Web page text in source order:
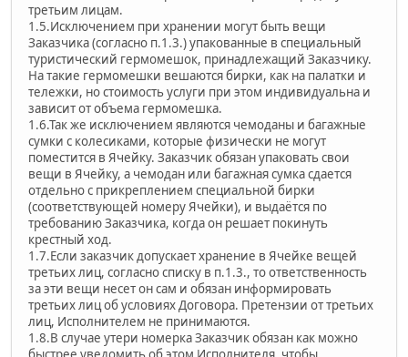
третьим лицам.
1.5.Исключением при хранении могут быть вещи
Заказчика (согласно п.1.3.) упакованные в специальный
туристический гермомешок, принадлежащий Заказчику.
На такие гермомешки вешаются бирки, как на палатки и
тележки, но стоимость услуги при этом индивидуальна и
зависит от объема гермомешка.
1.6.Так же исключением являются чемоданы и багажные
сумки с колесиками, которые физически не могут
поместится в Ячейку. Заказчик обязан упаковать свои
вещи в Ячейку, а чемодан или багажная сумка сдается
отдельно с прикреплением специальной бирки
(соответствующей номеру Ячейки), и выдаётся по
требованию Заказчика, когда он решает покинуть
крестный ход.
1.7.Если заказчик допускает хранение в Ячейке вещей
третьих лиц, согласно списку в п.1.3., то ответственность
за эти вещи несет он сам и обязан информировать
третьих лиц об условиях Договора. Претензии от третьих
лиц, Исполнителем не принимаются.
1.8.В случае утери номерка Заказчик обязан как можно